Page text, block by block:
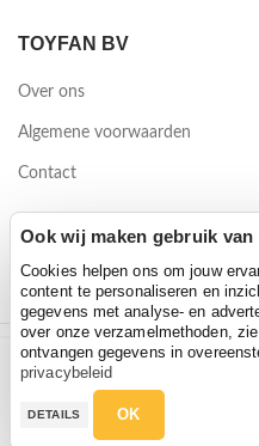
EXIT Silhouette 427 met
€499,00 €
EXIT Silhouette 427 met
€499,00 399,00
TOYFAN BV
Over ons
Algemene voorwaarden
Contact
Ook wij maken gebruik van
Cookies helpen ons om jouw
content te personaliseren en
gegevens met analyse- en
over onze verzamelmethoden,
ontvangen gegevens in
privacybeleid
DETAILS OK